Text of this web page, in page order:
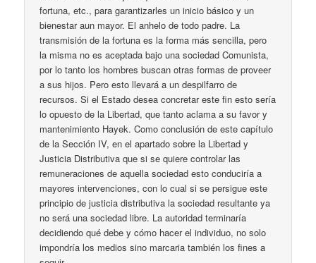
fortuna, etc., para garantizarles un inicio básico y un
bienestar aun mayor. El anhelo de todo padre. La
transmisión de la fortuna es la forma más sencilla, pero
la misma no es aceptada bajo una sociedad Comunista,
por lo tanto los hombres buscan otras formas de proveer
a sus hijos. Pero esto llevará a un despilfarro de
recursos. Si el Estado desea concretar este fin esto sería
lo opuesto de la Libertad, que tanto aclama a su favor y
mantenimiento Hayek. Como conclusión de este capítulo
de la Sección IV, en el apartado sobre la Libertad y
Justicia Distributiva que si se quiere controlar las
remuneraciones de aquella sociedad esto conduciría a
mayores intervenciones, con lo cual si se persigue este
principio de justicia distributiva la sociedad resultante ya
no será una sociedad libre. La autoridad terminaría
decidiendo qué debe y cómo hacer el individuo, no solo
impondría los medios sino marcaria también los fines a